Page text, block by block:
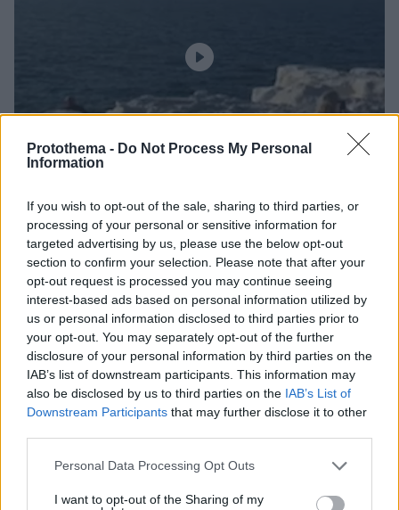
Protothema - Do Not Process My Personal
Information
If you wish to opt-out of the sale, sharing to third parties, or
processing of your personal or sensitive information for
targeted advertising by us, please use the below opt-out
section to confirm your selection. Please note that after your
opt-out request is processed you may continue seeing
interest-based ads based on personal information utilized by
us or personal information disclosed to third parties prior to
your opt-out. You may separately opt-out of the further
disclosure of your personal information by third parties on the
IAB’s list of downstream participants. This information may
also be disclosed by us to third parties on the IAB’s List of
Downstream Participants that may further disclose it to other
Please note that this website/app uses one or more Google
not limited to your visit or usage behaviour. You may click to
Personal Data Processing Opt Outs
I want to opt-out of the Sharing of my
Loaded:
100.00%
Ελικόπτερο «πάρκαρε» στο Σαρακήνικο για να
κάνουν μπάνιο οι επιβάτες του, δείτε βίντεο
09.08.2026, 11:17